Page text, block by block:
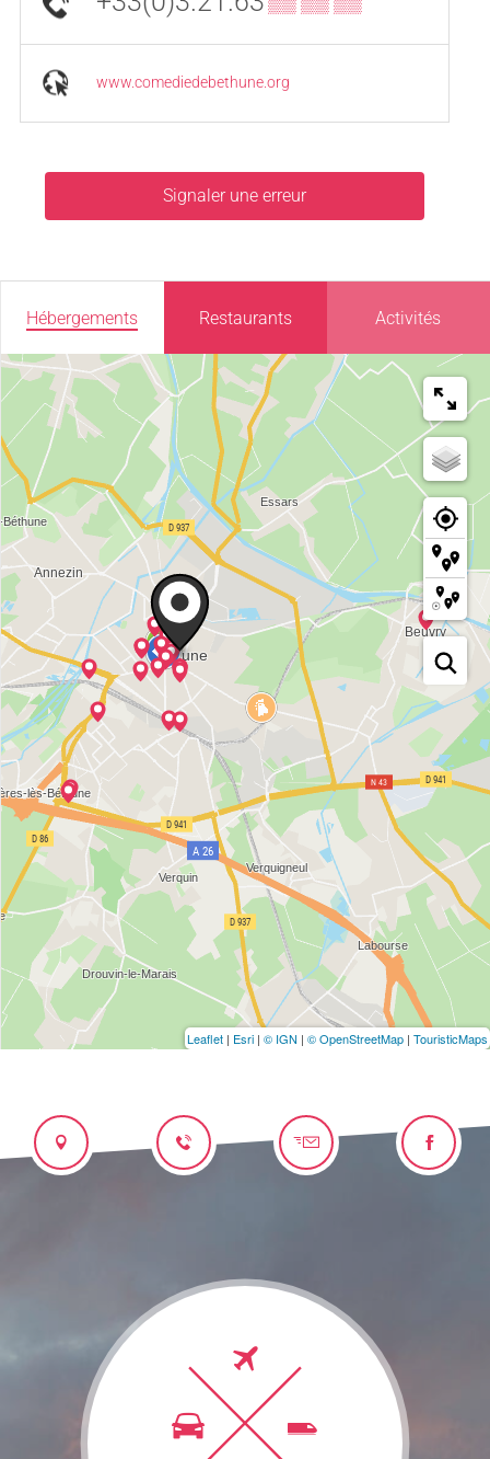
www.comediedebethune.org
Signaler une erreur
Hébergements Restaurants Activités
Leaflet | Esri | © IGN | © OpenStreetMap | TouristicMaps